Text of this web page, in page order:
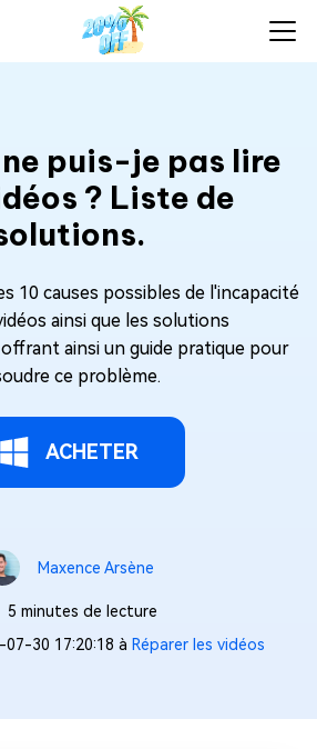
puis-je pas lire
? Liste de
10 causes possibles de l'incapacité
ainsi que les solutions
ainsi un guide pratique pour
ce problème.
ACHETER
Maxence Arsène
5 minutes de lecture
07-30 17:20:18 à Réparer les vidéos